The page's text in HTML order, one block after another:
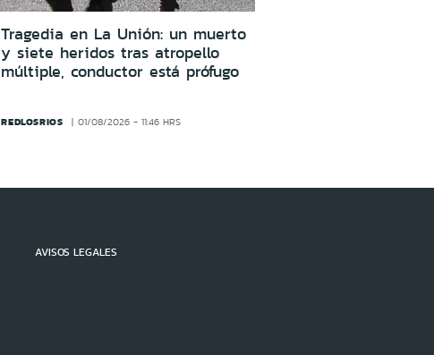
Tragedia en La Unión: un muerto
y siete heridos tras atropello
múltiple, conductor está prófugo
REDLOSRIOS 01/08/2026 - 11:46 HRS
AVISOS LEGALES